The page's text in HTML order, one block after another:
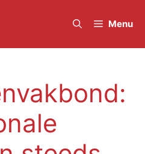
Menu